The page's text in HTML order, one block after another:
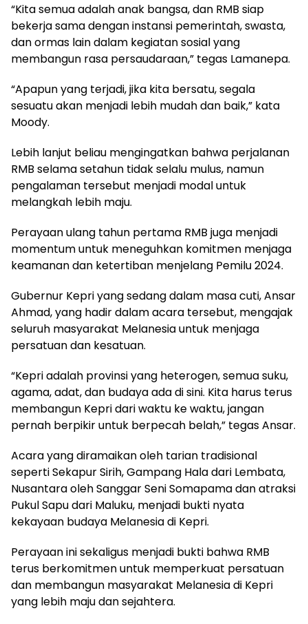
“Kita semua adalah anak bangsa, dan RMB siap
bekerja sama dengan instansi pemerintah, swasta,
dan ormas lain dalam kegiatan sosial yang
membangun rasa persaudaraan,” tegas Lamanepa.
“Apapun yang terjadi, jika kita bersatu, segala
sesuatu akan menjadi lebih mudah dan baik,” kata
Moody.
Lebih lanjut beliau mengingatkan bahwa perjalanan
RMB selama setahun tidak selalu mulus, namun
pengalaman tersebut menjadi modal untuk
melangkah lebih maju.
Perayaan ulang tahun pertama RMB juga menjadi
momentum untuk meneguhkan komitmen menjaga
keamanan dan ketertiban menjelang Pemilu 2024.
Gubernur Kepri yang sedang dalam masa cuti, Ansar
Ahmad, yang hadir dalam acara tersebut, mengajak
seluruh masyarakat Melanesia untuk menjaga
persatuan dan kesatuan.
“Kepri adalah provinsi yang heterogen, semua suku,
agama, adat, dan budaya ada di sini. Kita harus terus
membangun Kepri dari waktu ke waktu, jangan
pernah berpikir untuk berpecah belah,” tegas Ansar.
Acara yang diramaikan oleh tarian tradisional
seperti Sekapur Sirih, Gampang Hala dari Lembata,
Nusantara oleh Sanggar Seni Somapama dan atraksi
Pukul Sapu dari Maluku, menjadi bukti nyata
kekayaan budaya Melanesia di Kepri.
Perayaan ini sekaligus menjadi bukti bahwa RMB
terus berkomitmen untuk memperkuat persatuan
dan membangun masyarakat Melanesia di Kepri
yang lebih maju dan sejahtera.